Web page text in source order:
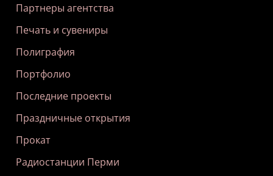
Партнеры агентства
Печать и сувениры
Полиграфия
Портфолио
Последние проекты
Праздничные открытия
Прокат
Радиостанции Перми